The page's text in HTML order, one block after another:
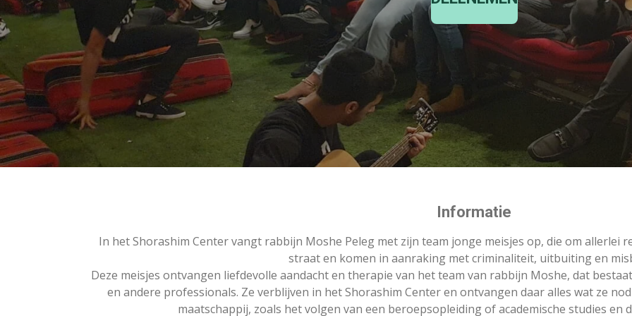
Informatie
In het Shorashim Center vangt rabbijn Moshe Peleg met zijn team jonge meisjes op, die om allerlei
straat en komen in aanraking met criminaliteit, uitbuiting en
Deze meisjes ontvangen liefdevolle aandacht en therapie van het team van rabbijn Moshe, dat
en andere professionals. Ze verblijven in het Shorashim Center en ontvangen daar alles wat ze
maatschappij, zoals het volgen van een beroepsopleiding of academische studies